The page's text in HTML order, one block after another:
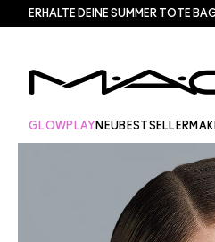
ERHALTE DEINE SUMMER TOTE
GLOWPLAY NEUBESTSELLER